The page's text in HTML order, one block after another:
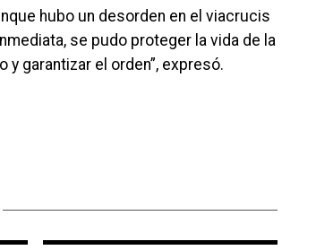
hubo un desorden en el viacrucis
se pudo proteger la vida de la
garantizar el orden”, expresó.